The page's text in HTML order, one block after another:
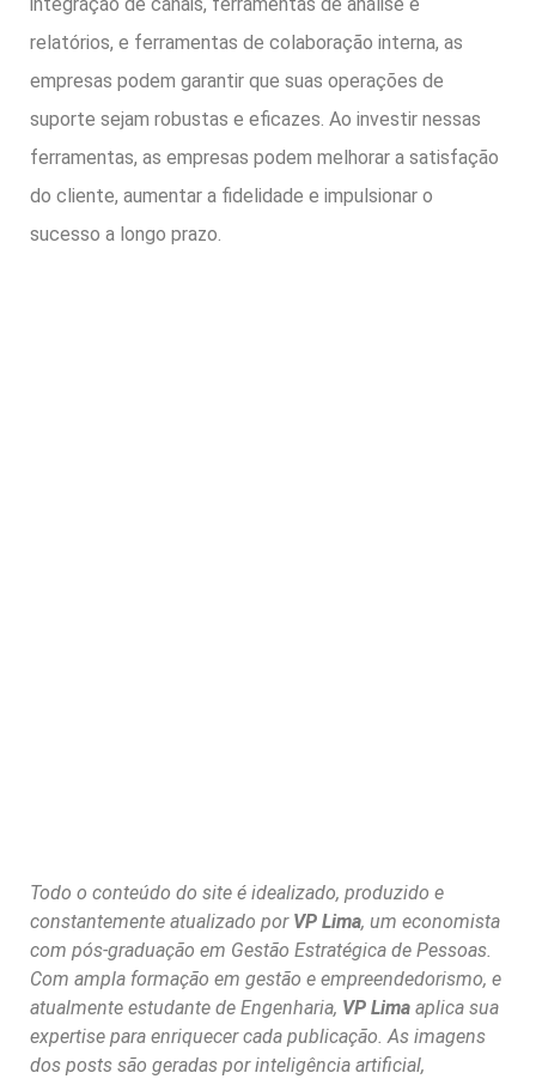
relatórios, e ferramentas de colaboração interna, as
empresas podem garantir que suas operações de
suporte sejam robustas e eficazes. Ao investir nessas
ferramentas, as empresas podem melhorar a satisfação
do cliente, aumentar a fidelidade e impulsionar o
sucesso a longo prazo.
Todo o conteúdo do site é idealizado, produzido e
constantemente atualizado por VP Lima, um economista
com pós-graduação em Gestão Estratégica de Pessoas.
Com ampla formação em gestão e empreendedorismo, e
atualmente estudante de Engenharia, VP Lima aplica sua
expertise para enriquecer cada publicação. As imagens
dos posts são geradas por inteligência artificial,